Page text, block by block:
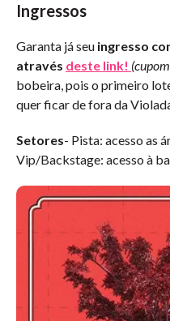
Ingressos
Garanta já seu ingresso
através deste link!
bobeira, pois o primeiro
quer ficar de fora da
Setores- Pista: acesso as
Vip/Backstage: acesso à